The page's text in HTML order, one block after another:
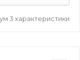
3 характеристики